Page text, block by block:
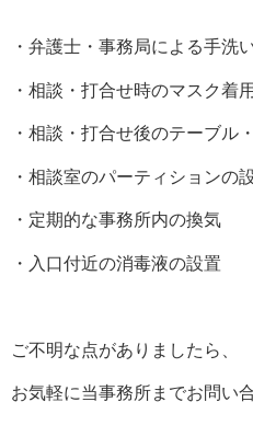
・弁護士・事務局による手洗
・相談・打合せ時のマスク着用
・相談・打合せ後のテーブル
・相談室のパーティションの
・定期的な事務所内の換気
・入口付近の消毒液の設置
ご不明な点がありましたら、
お気軽に当事務所までお問い